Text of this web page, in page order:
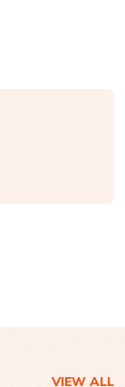
VIEW ALL